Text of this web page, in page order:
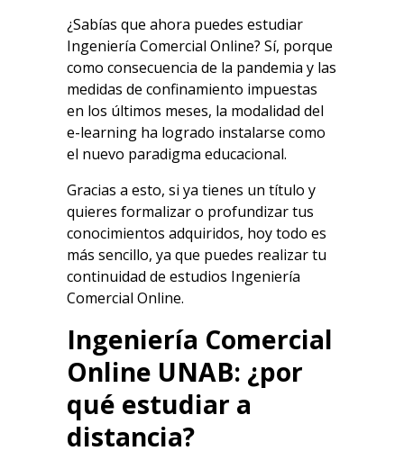
¿Sabías que ahora puedes estudiar
Ingeniería Comercial Online? Sí, porque
como consecuencia de la pandemia y las
medidas de confinamiento impuestas
en los últimos meses, la modalidad del
e-learning ha logrado instalarse como
el nuevo paradigma educacional.
Gracias a esto, si ya tienes un título y
quieres formalizar o profundizar tus
conocimientos adquiridos, hoy todo es
más sencillo, ya que puedes realizar tu
continuidad de estudios Ingeniería
Comercial Online.
Ingeniería Comercial
Online UNAB: ¿por
qué estudiar a
distancia?